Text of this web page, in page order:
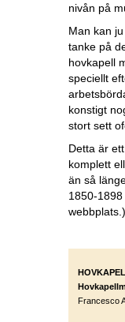
nivån på
Man kan
tanke på
hovkapell
speciellt
konstigt
stort sett
Detta är
komplett
än så
1850-
webbplats.)
Francesco